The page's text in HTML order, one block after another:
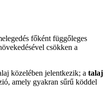
főként függőleges
csökken a
közelében jelentkezik; a talaj
amely gyakran sűrű köddel